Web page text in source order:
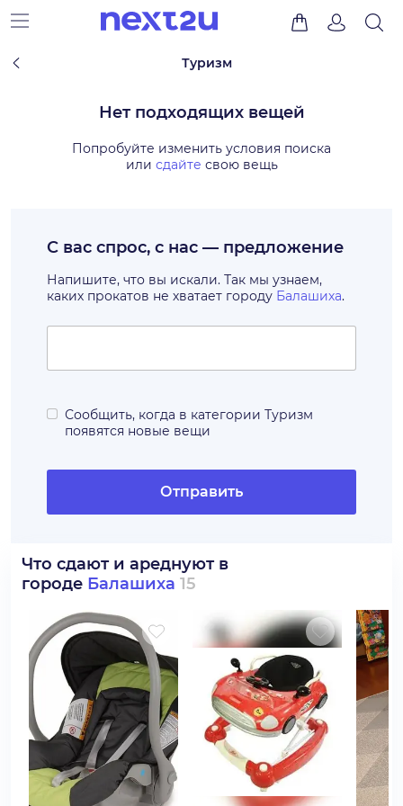
Туризм
Нет подходящих вещей
Попробуйте изменить условия поиска
или сдайте свою вещь
С вас спрос, с нас — предложение
Напишите, что вы искали. Так мы узнаем,
каких прокатов не хватает городу Балашиха.
Сообщить, когда в категории Туризм
появятся новые вещи
Отправить
Что сдают и ареднуют в
городе Балашиха 15